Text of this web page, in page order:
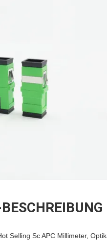
Selling Sc APC Millimeter,